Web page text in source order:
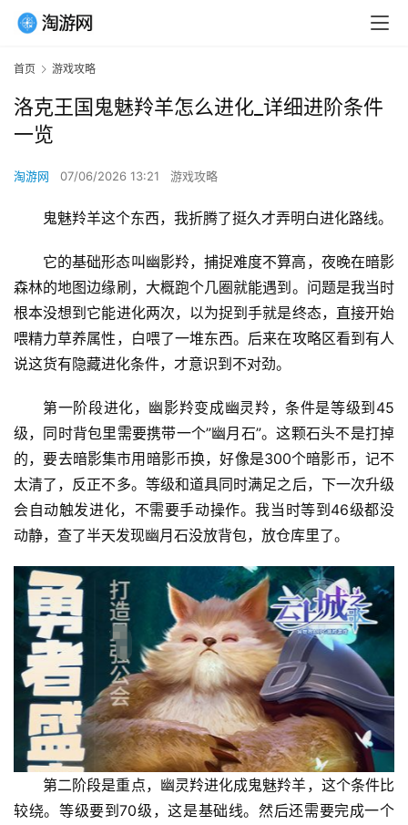
首页 游戏攻略
洛克王国鬼魅羚羊怎么进化_详细进阶条件
一览
淘游网 07/06/2026 13:21 游戏攻略
鬼魅羚羊这个东西，我折腾了挺久才弄明白进化路线。
它的基础形态叫幽影羚，捕捉难度不算高，夜晚在暗影
森林的地图边缘刷，大概跑个几圈就能遇到。问题是我当时
根本没想到它能进化两次，以为捉到手就是终态，直接开始
喂精力草养属性，白喂了一堆东西。后来在攻略区看到有人
说这货有隐藏进化条件，才意识到不对劲。
第一阶段进化，幽影羚变成幽灵羚，条件是等级到45
级，同时背包里需要携带一个”幽月石”。这颗石头不是打掉
的，要去暗影集市用暗影币换，好像是300个暗影币，记不
太清了，反正不多。等级和道具同时满足之后，下一次升级
会自动触发进化，不需要手动操作。我当时等到46级都没
动静，查了半天发现幽月石没放背包，放仓库里了。
第二阶段是重点，幽灵羚进化成鬼魅羚羊，这个条件比
较绕。等级要到70级，这是基础线。然后还需要完成一个